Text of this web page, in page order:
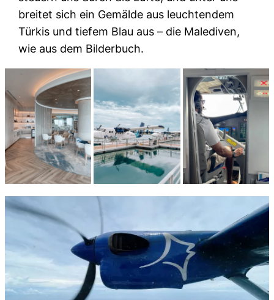
breitet sich ein Gemälde aus leuchtendem
Türkis und tiefem Blau aus – die Malediven,
wie aus dem Bilderbuch.